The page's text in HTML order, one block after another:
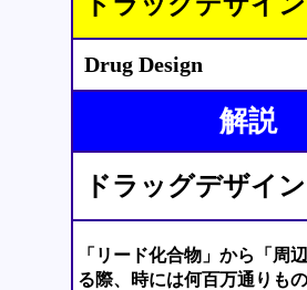
Drug Design
解説
ドラッグデザイ
「リード化合物」から「周
る際、時には何百万通りも